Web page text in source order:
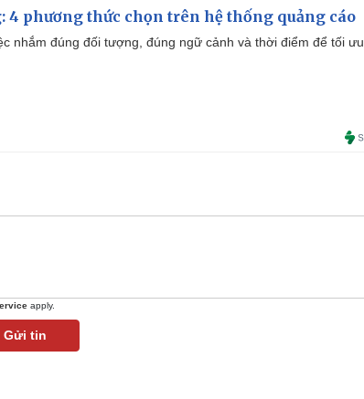
4 phương thức chọn trên hệ thống quảng cáo
nhắm đúng đối tượng, đúng ngữ cảnh và thời điểm để tối ưu.
apply.
Gửi tin